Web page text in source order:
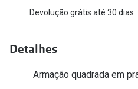
Quadrados
Redondos
Devolução grátis até 30 dias
Detalhes
Armação quadrada em